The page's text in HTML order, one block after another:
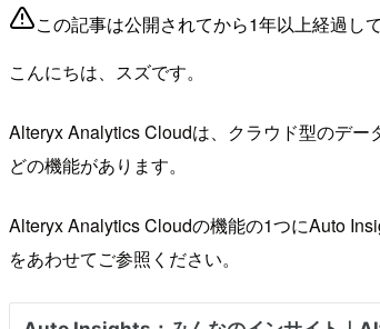
この記事は公開されてから1年以上経過し
こんにちは、スズです。
Alteryx Analytics Cloudは、クラウド型のデ
どの機能があります。
Alteryx Analytics Cloudの機能の1つにAuto
をあわせてご参照ください。